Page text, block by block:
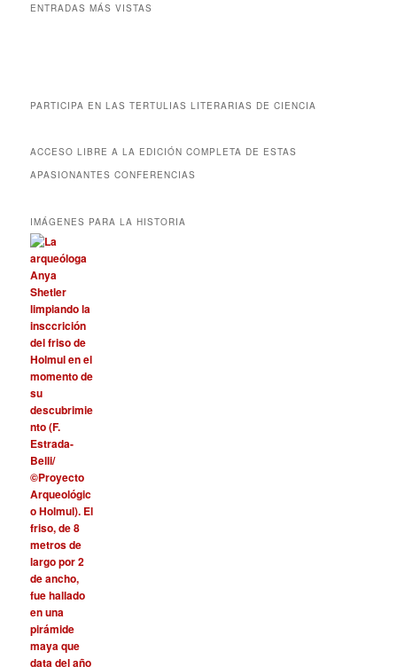
ENTRADAS MÁS VISTAS
PARTICIPA EN LAS TERTULIAS LITERARIAS DE CIENCIA
ACCESO LIBRE A LA EDICIÓN COMPLETA DE ESTAS
APASIONANTES CONFERENCIAS
IMÁGENES PARA LA HISTORIA